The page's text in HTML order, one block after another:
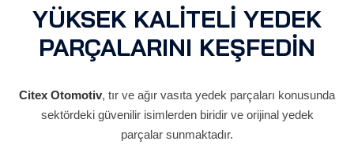
YÜKSEK KALİTELİ YEDEK
PARÇALARINI KEŞFEDİN
Citex Otomotiv, tır ve ağır vasıta yedek parçaları konusunda
sektördeki güvenilir isimlerden biridir ve orijinal yedek
parçalar sunmaktadır.